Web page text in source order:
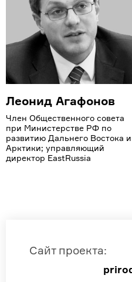
Леонид Агафонов
Член Общественного совета
при Министерстве РФ по
развитию Дальнего Востока и
Арктики; управляющий
директор EastRussia
Сайт проекта: